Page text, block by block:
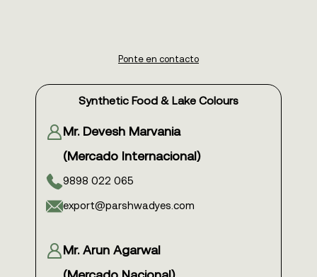
Ponte en contacto
Synthetic Food & Lake Colours
Mr. Devesh Marvania
(Mercado Internacional)
9898 022 065
export@parshwadyes.com
Mr. Arun Agarwal